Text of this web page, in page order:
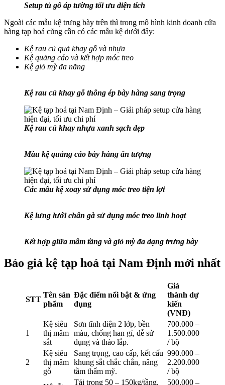
Setup tủ gỗ áp tường tối ưu diện tích
Ngoài các mẫu kệ trưng bày trên thì trong mô hình kinh doanh cửa
hàng tạp hoá cũng cần có các mẫu kệ dưới đây:
Kệ rau củ quả khay gỗ và nhựa
Kệ quảng cáo và kết hợp móc treo
Kệ giỏ mỳ đa năng
Kệ rau củ khay gỗ thông ép bày hàng sang trọng
Kệ rau củ khay nhựa xanh sạch đẹp
Mẫu kệ quảng cáo bày hàng ấn tượng
Các mẫu kệ xoay sử dụng móc treo tiện lợi
Kệ lưng lưới chân gà sử dụng móc treo linh hoạt
Kết hợp giữa mâm tầng và giỏ mỳ đa dạng trưng bày
Báo giá kệ tạp hoá tại Nam Định mới nhất
STT
Tên sản
phẩm
Đặc điểm nổi bật & ứng
dụng
Giá
thành dự
kiến
(VNĐ)
1
Kệ siêu
thị mâm
sắt
Sơn tĩnh điện 2 lớp, bền
màu, chống han gỉ, dễ sử
dụng và tháo lắp.
700.000 –
1.500.000
/ bộ
2
Kệ siêu
thị mâm
gỗ
Sang trọng, cao cấp, kết cấu
khung sắt chắc chắn, nâng
tầm thẩm mỹ.
990.000 –
2.200.000
/ bộ
Tải trọng 50 – 150kg/tầng,
500.000 –